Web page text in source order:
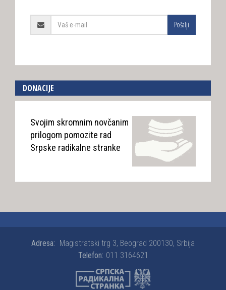
Pošalji
DONACIJE
Svojim skromnim novčanim
prilogom pomozite rad
Srpske radikalne stranke
Adresa: Magistratski trg 3, Beograd 200130, Srbija
Telefon: 011 3164621